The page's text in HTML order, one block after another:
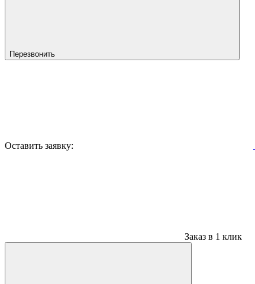
Перезвонить
Оставить заявку:
Заказ в 1 клик